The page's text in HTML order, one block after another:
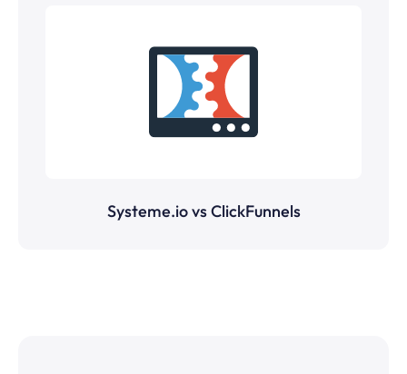
Systeme.io vs ClickFunnels